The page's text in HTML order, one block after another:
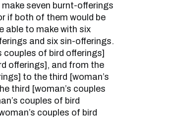
seven burnt-offerings
if both of them would be
able to make with six
and six sin-offerings.
couples of bird offerings]
offerings], and from the
to the third [woman’s
third [woman’s couples
couples of bird
couples of bird